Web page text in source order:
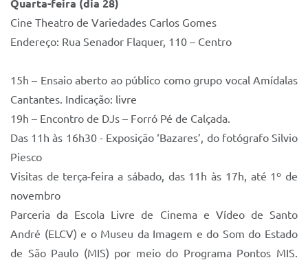
Quarta-feira (dia 28)
Cine Theatro de Variedades Carlos Gomes
Endereço: Rua Senador Flaquer, 110 – Centro
15h – Ensaio aberto ao público como grupo vocal Amídalas
Cantantes. Indicação: livre
19h – Encontro de DJs – Forró Pé de Calçada.
Das 11h às 16h30 - Exposição ‘Bazares’, do fotógrafo Silvio
Piesco
Visitas de terça-feira a sábado, das 11h às 17h, até 1º de
novembro
Parceria da Escola Livre de Cinema e Vídeo de Santo
André (ELCV) e o Museu da Imagem e do Som do Estado
de São Paulo (MIS) por meio do Programa Pontos MIS.